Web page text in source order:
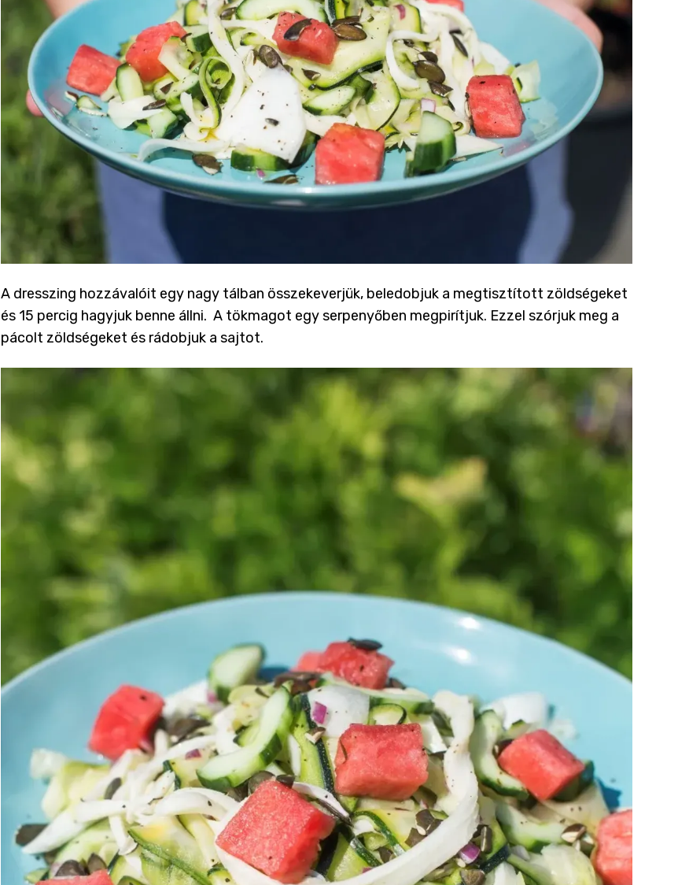
A dresszing hozzávalóit egy nagy tálban összekeverjük, beledobjuk a megtisztított zöldségeket
és 15 percig hagyjuk benne állni. A tökmagot egy serpenyőben megpirítjuk. Ezzel szórjuk meg a
pácolt zöldségeket és rádobjuk a sajtot.